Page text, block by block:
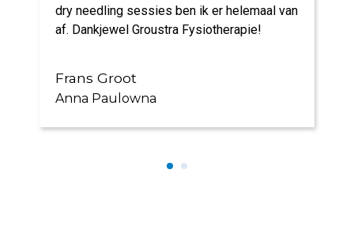
dry needling sessies ben ik er helemaal van
af. Dankjewel Groustra Fysiotherapie!
Frans Groot
Anna Paulowna